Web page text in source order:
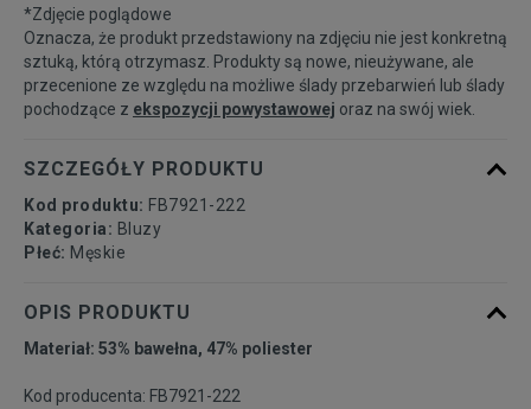
L
Powiadom o
dostępności
dostępności
*Zdjęcie poglądowe
Oznacza, że produkt przedstawiony na zdjęciu nie jest konkretną
sztuką, którą otrzymasz. Produkty są nowe, nieużywane, ale
przecenione ze względu na możliwe ślady przebarwień lub ślady
pochodzące z ekspozycji powystawowej oraz na swój wiek.
SZCZEGÓŁY PRODUKTU
Kod produktu: FB7921-222
Kategoria: Bluzy
Płeć: Męskie
OPIS PRODUKTU
Materiał: 53% bawełna, 47% poliester
Kod producenta: FB7921-222